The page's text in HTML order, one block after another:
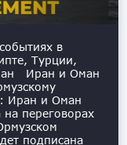
в
Турции,
Иран и Оман
Иран и Оман
на переговорах
подписана